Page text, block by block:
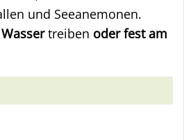
und Seeanemonen.
treiben oder fest am